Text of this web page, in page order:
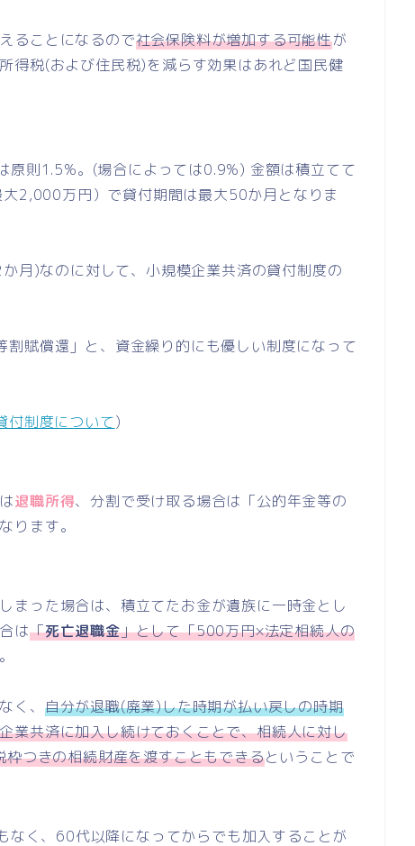
ることになるので社会保険料が増加する可能性が
得税(および住民税)を減らす効果はあれど国民健
原則1.5%。(場合によっては0.9%) 金額は積立てて
2,000万円）で貸付期間は最大50か月となりま
月)なのに対して、小規模企業共済の貸付制度の
賦償還」と、資金繰り的にも優しい制度になって
付制度について)
退職所得、分割で受け取る場合は「公的年金等の
ります。
まった場合は、積立てたお金が遺族に一時金とし
は「死亡退職金」として「500万円×法定相続人の
く、 自分が退職(廃業)した時期が払い戻しの時期
業共済に加入し続けておくことで、相続人に対し
つきの相続財産を渡すこともできるということで
なく、60代以降になってからでも加入することが